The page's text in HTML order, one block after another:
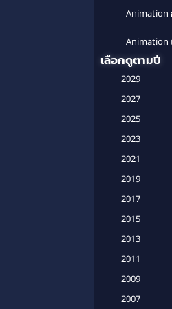
Animation
Animation
Based on a
Based on a
Based on a
Based on
เลือกดูตามปี
2029
2027
2025
2023
2021
2019
2017
2015
2013
2011
2009
2007